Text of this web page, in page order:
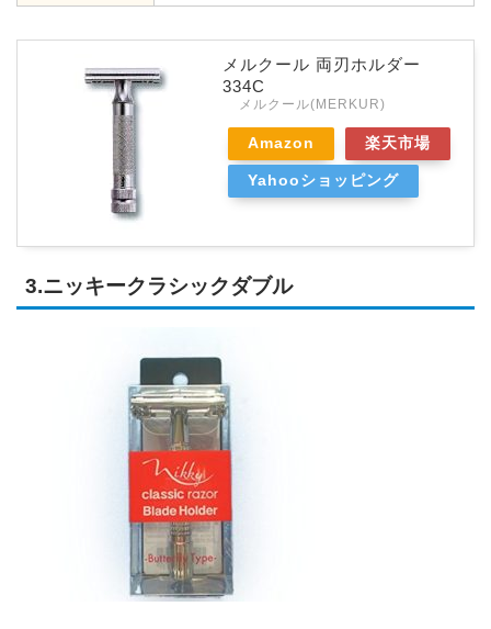
メルクール 両刃ホルダー
334C
メルクール(MERKUR)
Amazon 楽天市場
Yahooショッピング
3.ニッキークラシックダブル